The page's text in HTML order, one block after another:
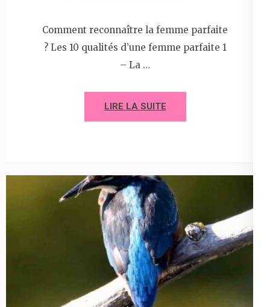
Comment reconnaître la femme parfaite
? Les 10 qualités d’une femme parfaite 1
– La …
LIRE LA SUITE